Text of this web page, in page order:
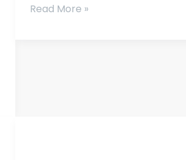
Read More »